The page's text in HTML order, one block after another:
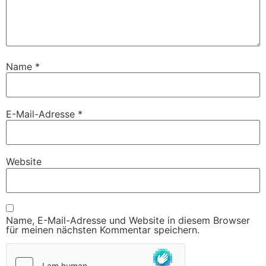
Name *
E-Mail-Adresse *
Website
Name, E-Mail-Adresse und Website in diesem Browser
für meinen nächsten Kommentar speichern.